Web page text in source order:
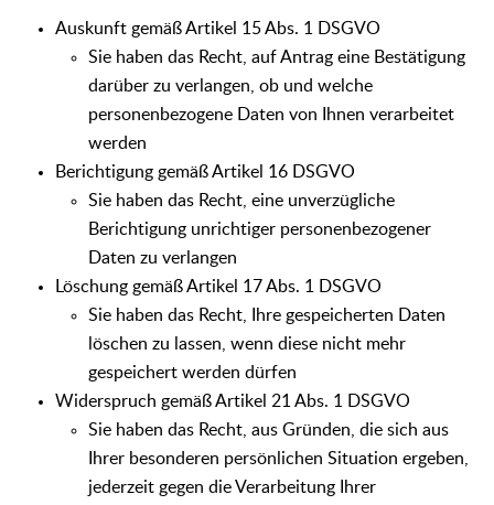
Auskunft gemäß Artikel 15 Abs. 1 DSGVO
Sie haben das Recht, auf Antrag eine Bestätigung
darüber zu verlangen, ob und welche
personenbezogene Daten von Ihnen verarbeitet
werden
Berichtigung gemäß Artikel 16 DSGVO
Sie haben das Recht, eine unverzügliche
Berichtigung unrichtiger personenbezogener
Daten zu verlangen
Löschung gemäß Artikel 17 Abs. 1 DSGVO
Sie haben das Recht, Ihre gespeicherten Daten
löschen zu lassen, wenn diese nicht mehr
gespeichert werden dürfen
Widerspruch gemäß Artikel 21 Abs. 1 DSGVO
Sie haben das Recht, aus Gründen, die sich aus
Ihrer besonderen persönlichen Situation ergeben,
jederzeit gegen die Verarbeitung Ihrer